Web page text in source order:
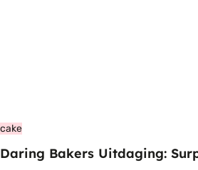
cake
Daring Bakers Uitdaging: